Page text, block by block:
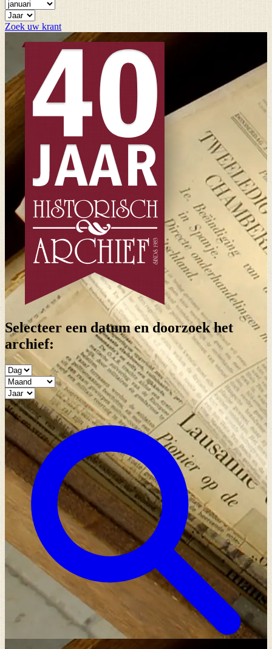
Zoek uw krant
Selecteer een datum en doorzoek het
archief: